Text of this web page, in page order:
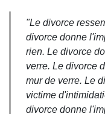
"Le divorce
divorce donne
rien. Le divorce
verre. Le divorce
mur de verre. Le
victime
divorce donne